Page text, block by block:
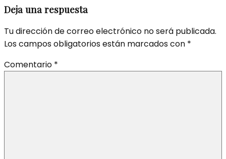
Post
Deja una respuesta
Tu dirección de correo electrónico no será publicada.
Los campos obligatorios están marcados con *
Comentario *